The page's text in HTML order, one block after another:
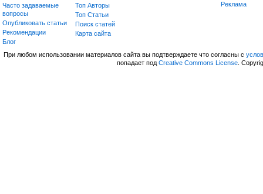
Часто задаваемые
вопросы
Опубликовать статьи
Рекомендации
Блог
Топ Авторы
Топ Статьи
Поиск статей
Карта сайта
Реклама
При любом использовании материалов сайта вы подтверждаете что согласны с
попадает под Creative Commons License.